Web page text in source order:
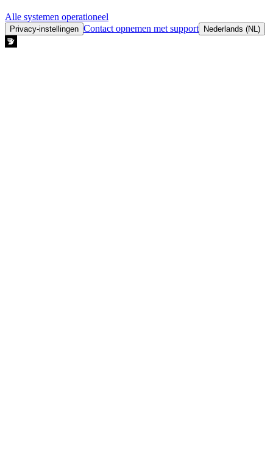
Alle systemen operationeel
Privacy-instellingen Contact opnemen met support Nederlands (NL)